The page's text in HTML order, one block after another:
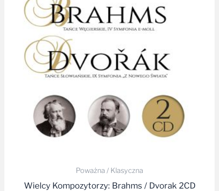
Poważna / Klasyczna
Wielcy Kompozytorzy: Brahms / Dvorak 2CD